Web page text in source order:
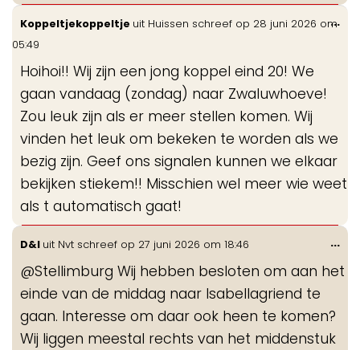
Koppeltjekoppeltje uit Huissen schreef op 28 juni 2026 om
05:49
Hoihoi!! Wij zijn een jong koppel eind 20! We
gaan vandaag (zondag) naar Zwaluwhoeve!
Zou leuk zijn als er meer stellen komen. Wij
vinden het leuk om bekeken te worden als we
bezig zijn. Geef ons signalen kunnen we elkaar
bekijken stiekem!! Misschien wel meer wie weet
als t automatisch gaat!
...
D&I uit Nvt schreef op 27 juni 2026 om 18:46
@Stellimburg Wij hebben besloten om aan het
einde van de middag naar Isabellagriend te
gaan. Interesse om daar ook heen te komen?
Wij liggen meestal rechts van het middenstuk
...